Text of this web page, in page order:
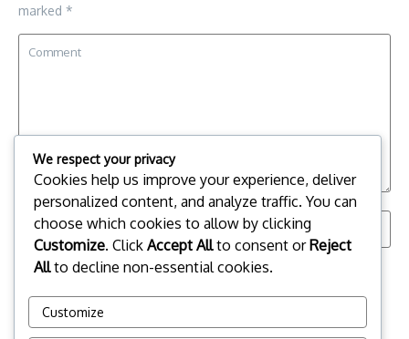
marked *
Save my name, email, and website in this browser for the
We respect your privacy
Cookies help us improve your experience, deliver
personalized content, and analyze traffic. You can
choose which cookies to allow by clicking
Customize. Click Accept Allto consent orReject
Allto decline non-essential cookies.
Customize